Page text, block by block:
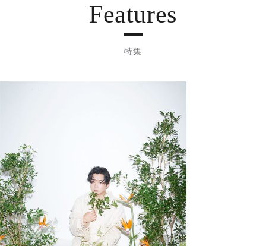
Features
特集